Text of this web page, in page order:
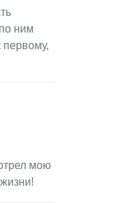
ним
мою